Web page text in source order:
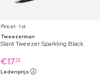
Pincet ⋅ 1 st
Tweezerman
Slant Tweezer Sparkling Black
€17 79
Ledenprijs